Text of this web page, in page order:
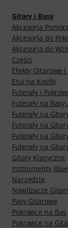
Gitary i Basy
Akcesoria
Akcesoria do
Akcesoria do
Części
Efekty Gitarowe i
Etui na Kostki
Futerały i
Futerały na
Futerały na
Futerały na
Futerały na
Futerały na
Gitary Klasyczne
Instrumenty
Narzędzia
Nawilżacze
Pasy Gitarowe
Pokrowce na Bas
Pokrowce na